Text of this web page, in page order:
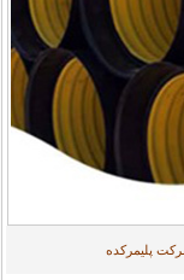
پلیمرکده